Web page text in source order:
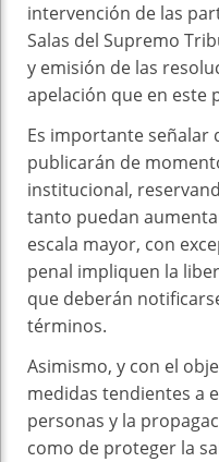
intervención de las
Salas del Supremo
y emisión de las
apelación que en este
Es importante señalar
publicarán de
institucional,
tanto puedan
escala mayor, con
penal impliquen la
que deberán
términos.
Asimismo, y con el
medidas tendientes a
personas y la
como de proteger la